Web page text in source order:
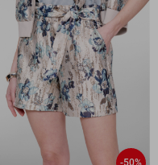
-50%